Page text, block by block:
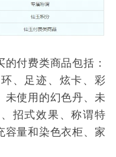
付费类商品包括：
、足迹、炫卡、彩
未使用的幻色丹、未
招式效果、称谓特
容量和染色衣柜、家